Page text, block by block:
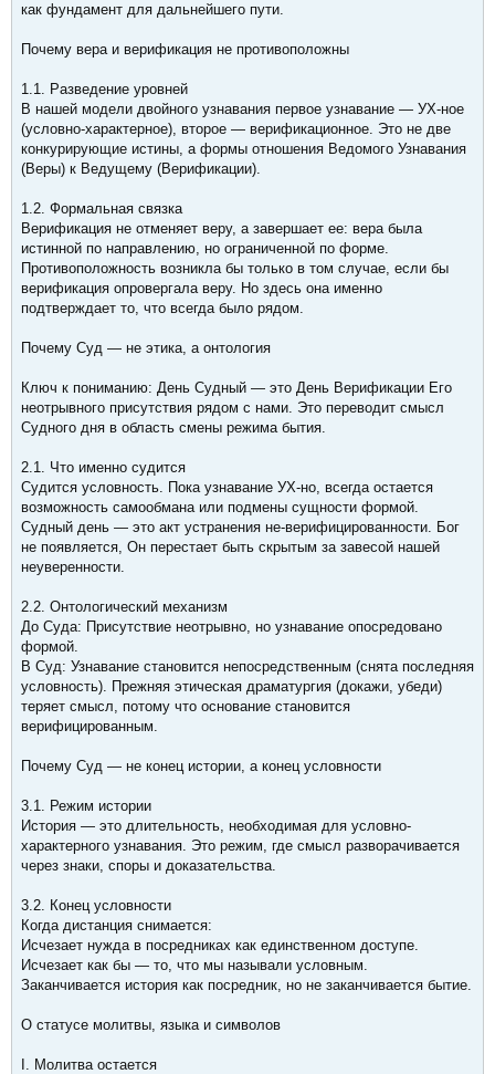
как фундамент для дальнейшего пути.
Почему вера и верификация не противоположны
1.1. Разведение уровней
В нашей модели двойного узнавания первое узнавание — УХ-ное
(условно-характерное), второе — верификационное. Это не две
конкурирующие истины, а формы отношения Ведомого Узнавания
(Веры) к Ведущему (Верификации).
1.2. Формальная связка
Верификация не отменяет веру, а завершает ее: вера была
истинной по направлению, но ограниченной по форме.
Противоположность возникла бы только в том случае, если бы
верификация опровергала веру. Но здесь она именно
подтверждает то, что всегда было рядом.
Почему Суд — не этика, а онтология
Ключ к пониманию: День Судный — это День Верификации Его
неотрывного присутствия рядом с нами. Это переводит смысл
Судного дня в область смены режима бытия.
2.1. Что именно судится
Судится условность. Пока узнавание УХ-но, всегда остается
возможность самообмана или подмены сущности формой.
Судный день — это акт устранения не-верифицированности. Бог
не появляется, Он перестает быть скрытым за завесой нашей
неуверенности.
2.2. Онтологический механизм
До Суда: Присутствие неотрывно, но узнавание опосредовано
формой.
В Суд: Узнавание становится непосредственным (снята последняя
условность). Прежняя этическая драматургия (докажи, убеди)
теряет смысл, потому что основание становится
верифицированным.
Почему Суд — не конец истории, а конец условности
3.1. Режим истории
История — это длительность, необходимая для условно-
характерного узнавания. Это режим, где смысл разворачивается
через знаки, споры и доказательства.
3.2. Конец условности
Когда дистанция снимается:
Исчезает нужда в посредниках как единственном доступе.
Исчезает как бы — то, что мы называли условным.
Заканчивается история как посредник, но не заканчивается бытие.
О статусе молитвы, языка и символов
I. Молитва остается